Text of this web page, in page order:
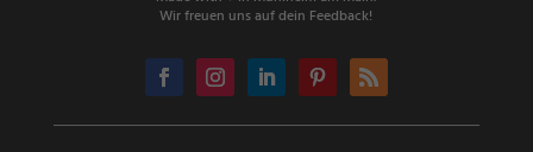
Wir freuen uns auf dein Feedback!